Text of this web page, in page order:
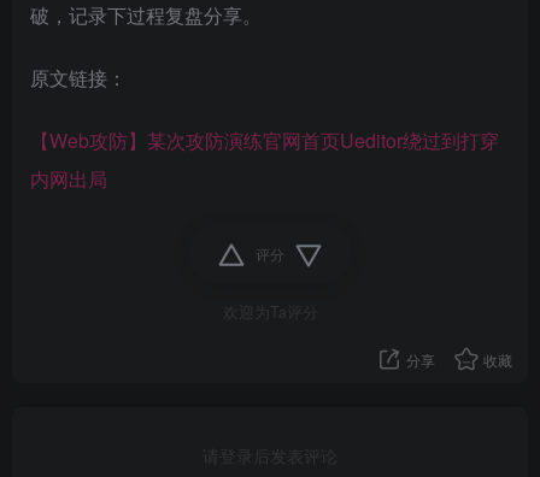
破，记录下过程复盘分享。
原文链接：
【Web攻防】某次攻防演练官网首页Ueditor绕过到打穿
内网出局
评分
欢迎为Ta评分
分享 收藏
请登录后发表评论